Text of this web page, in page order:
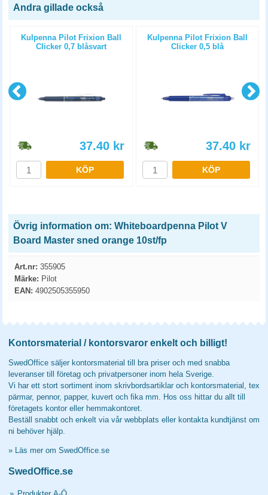
Andra gillade också
Kulpenna Pilot Frixion Ball
Clicker 0,7 blåsvart
37.40 kr
KÖP
Kulpenna Pilot Frixion Ball
Clicker 0,5 blå
37.40 kr
KÖP
Övrig information om: Whiteboardpenna Pilot V
Board Master sned orange 10st/fp
Art.nr: 355905
Märke: Pilot
EAN: 4902505355950
Kontorsmaterial / kontorsvaror enkelt och billigt!
SwedOffice säljer kontorsmaterial till bra priser och med snabba
leveranser till företag och privatpersoner inom hela Sverige.
Vi har ett stort sortiment inom skrivbordsartiklar och kontorsmaterial, tex
pärmar, pennor, papper, kuvert och fika mm. Hos oss hittar du allt till
företagets kontor eller hemmakontoret.
Beställ snabbt och enkelt via vår webbplats eller kontakta kundtjänst om
ni behöver hjälp.
» Läs mer om SwedOffice.se
SwedOffice.se